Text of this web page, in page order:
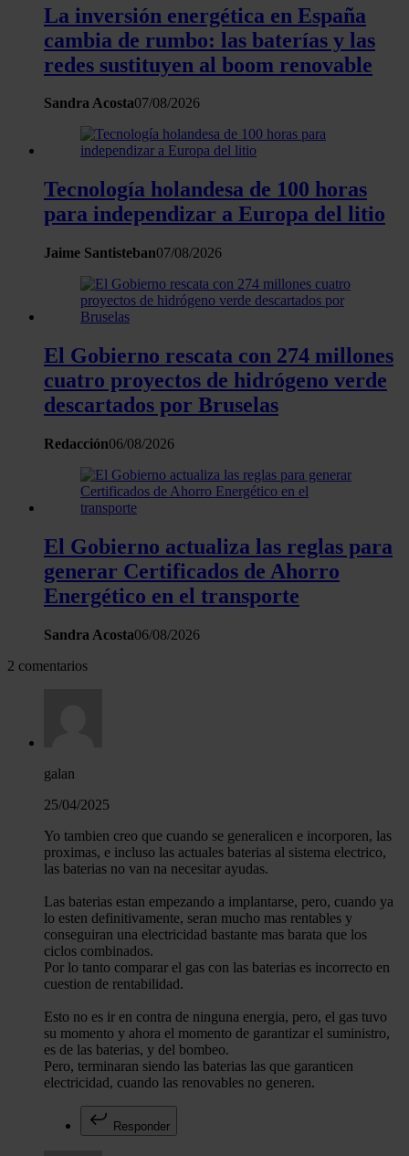
La inversión energética en España
cambia de rumbo: las baterías y las
redes sustituyen al boom renovable
Sandra Acosta07/08/2026
Tecnología holandesa de 100 horas
para independizar a Europa del litio
Jaime Santisteban07/08/2026
El Gobierno rescata con 274 millones
cuatro proyectos de hidrógeno verde
descartados por Bruselas
Redacción06/08/2026
El Gobierno actualiza las reglas para
generar Certificados de Ahorro
Energético en el transporte
Sandra Acosta06/08/2026
2 comentarios
galan
25/04/2025
Yo tambien creo que cuando se generalicen e incorporen, las
proximas, e incluso las actuales baterias al sistema electrico,
las baterias no van na necesitar ayudas.
Las baterias estan empezando a implantarse, pero, cuando ya
lo esten definitivamente, seran mucho mas rentables y
conseguiran una electricidad bastante mas barata que los
ciclos combinados.
Por lo tanto comparar el gas con las baterias es incorrecto en
cuestion de rentabilidad.
Esto no es ir en contra de ninguna energia, pero, el gas tuvo
su momento y ahora el momento de garantizar el suministro,
es de las baterias, y del bombeo.
Pero, terminaran siendo las baterias las que garanticen
electricidad, cuando las renovables no generen.
Responder